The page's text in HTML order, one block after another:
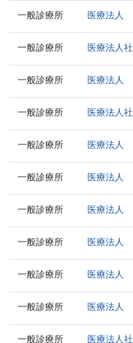
一般診療所 医療法人
一般診療所 医療法人
一般診療所 医療法人
一般診療所 医療法人
一般診療所 医療法人
一般診療所 医療法人
一般診療所 医療法人
一般診療所 医療法人
一般診療所 医療法人
一般診療所 医療法人
一般診療所 医療法人